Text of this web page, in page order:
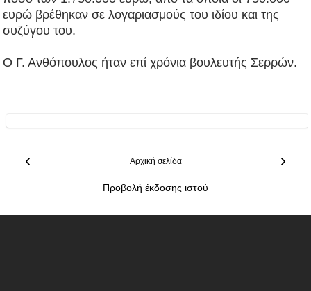
ευρώ βρέθηκαν σε λογαριασμούς του ιδίου και της
συζύγου του.
Ο Γ. Ανθόπουλος ήταν επί χρόνια βουλευτής Σερρών.
‹ ›
Αρχική σελίδα
Προβολή έκδοσης ιστού